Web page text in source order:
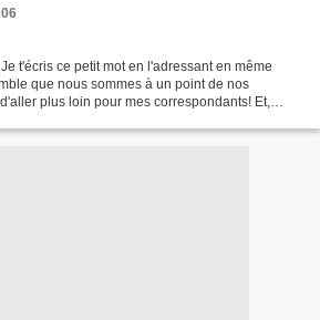
t'écris ce petit mot en l'adressant en même
que nous sommes à un point de nos
plus loin pour mes correspondants! Et,